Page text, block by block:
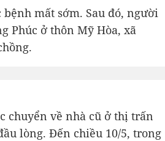
mất sớm. Sau đó, người
Phúc ở thôn Mỹ Hòa, xã
chuyển về nhà cũ ở thị trấn
lòng. Đến chiều 10/5, trong